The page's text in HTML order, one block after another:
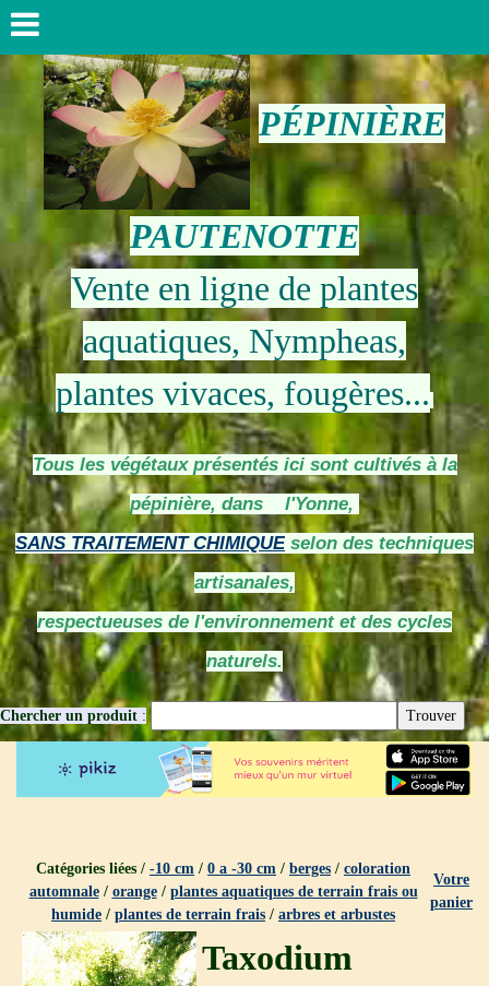
PÉPINIÈRE
PAUTENOTTE
Vente en ligne de plantes
aquatiques, Nympheas,
plantes vivaces, fougères...
Tous les végétaux présentés ici sont cultivés à la
pépinière, dans l'Yonne,
SANS TRAITEMENT CHIMIQUE selon des techniques
artisanales,
respectueuses de l'environnement et des cycles
naturels.
Chercher un produit :
Catégories liées / -10 cm / 0 a -30 cm / berges / coloration
automnale/ orange/ plantes aquatiques de terrain frais ou
humide / plantes de terrain frais / arbres et arbustes
Votre
panier
Taxodium